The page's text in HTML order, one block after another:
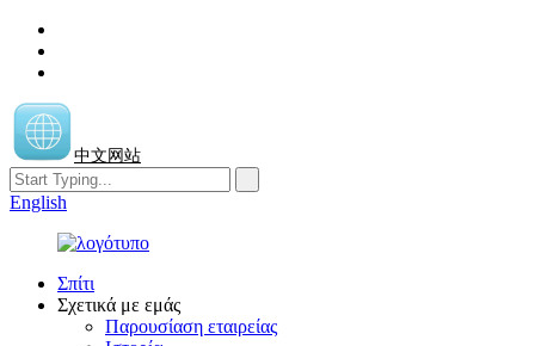
中文网站
English
Σπίτι
Σχετικά με εμάς
Παρουσίαση εταιρείας